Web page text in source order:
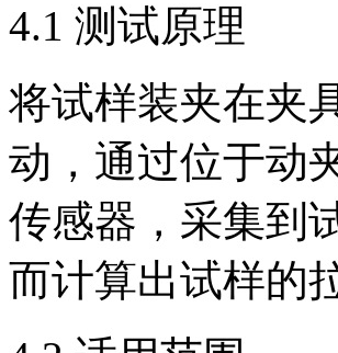
4.1 测试原理
将试样装夹在夹
动，通过位于动
传感器，采集到
而计算出试样的